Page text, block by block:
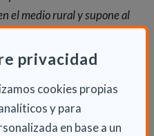
privacidad
cookies propias
y para
en base a un
el medio rural y supone al
Social son el
la Fundación Caser y
representantes de la